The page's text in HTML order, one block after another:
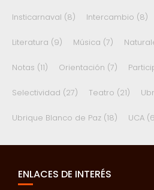
Insticarnaval (8) Intercambio (8)
Literatura (9) Música (7)
Notas (11) Orientación (7)
Selectividad (27) Teatro (21)
Ubrique Blanco de Paz (18) UCA
ENLACES DE INTERÉS